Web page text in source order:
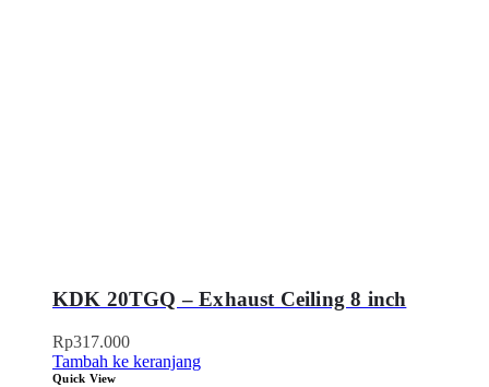
KDK 20TGQ – Exhaust Ceiling 8 inch
Rp317.000
Tambah ke keranjang
Quick View